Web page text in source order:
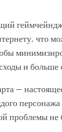
что
и больше
—
проблемы не